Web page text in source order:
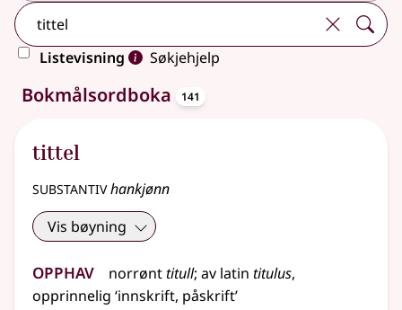
Listevisning
Søkjehjelp
280 treff
Bokmålsordboka 141
tittel
substantivhankjønn
Vis bøyning
Opphav norrønttitull; av latin titulus,
opprinnelig ‘innskrift, påskrift’